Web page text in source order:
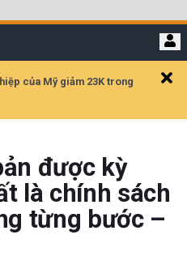
của Mỹ giảm 23K trong
được kỳ
là chính sách
từng bước –